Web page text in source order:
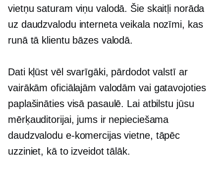
vietņu saturam viņu valodā. Šie skaitļi norāda
uz daudzvalodu interneta veikala nozīmi, kas
runā tā klientu bāzes valodā.
Dati kļūst vēl svarīgāki, pārdodot valstī ar
vairākām oficiālajām valodām vai gatavojoties
paplašināties visā pasaulē. Lai atbilstu jūsu
mērķauditorijai, jums ir nepieciešama
daudzvalodu e-komercijas vietne, tāpēc
uzziniet, kā to izveidot tālāk.